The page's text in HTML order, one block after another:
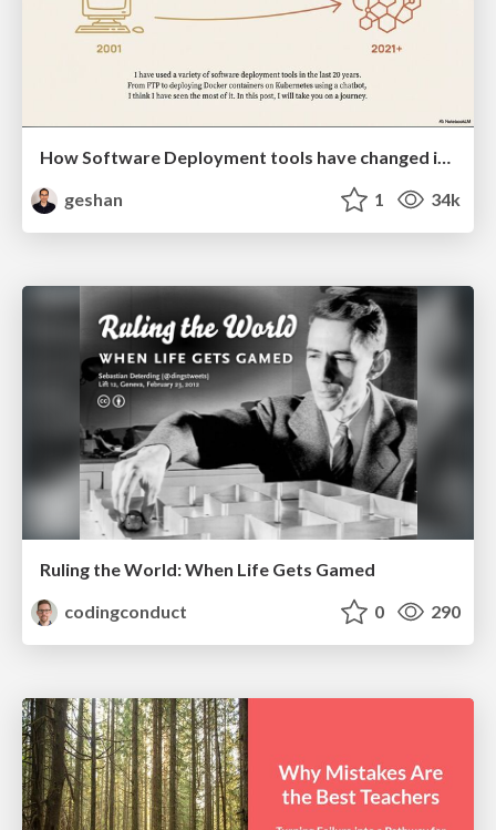
How Software Deployment tools have changed in the past 20 years
geshan
1 34k
Ruling the World: When Life Gets Gamed
codingconduct
0 290